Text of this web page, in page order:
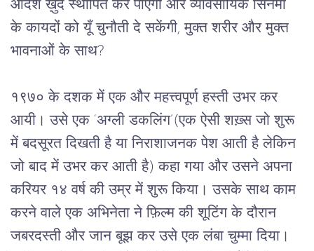
आदर्श ख़ुद स्थापित कर पाएगी और व्यावसायिक सिनेमा
के कायदों को यूँ चुनौती दे सकेंगी, मुक्त शरीर और मुक्त
भावनाओं के साथ?
१९७० के दशक में एक और महत्त्वपूर्ण हस्ती उभर कर
आयी। उसे एक ‘अग्ली डकलिंग’(एक ऐसी शख़्स जो शुरू
में बदसूरत दिखती है या निराशाजनक पेश आती है लेकिन
जो बाद में उभर कर आती है) कहा गया और उसने अपना
करियर १४ वर्ष की उम्र में शुरू किया। उसके साथ काम
करने वाले एक अभिनेता ने फ़िल्म की शूटिंग के दौरान
जबरदस्ती और जान बूझ कर उसे एक लंबा चुम्मा दिया।